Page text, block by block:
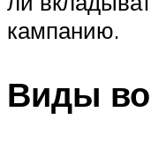
кампанию.
Виды